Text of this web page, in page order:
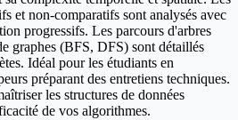
et non-comparatifs sont analysés avec
progressifs. Les parcours d'arbres
graphes (BFS, DFS) sont détaillés
Idéal pour les étudiants en
préparant des entretiens techniques.
les structures de données
de vos algorithmes.